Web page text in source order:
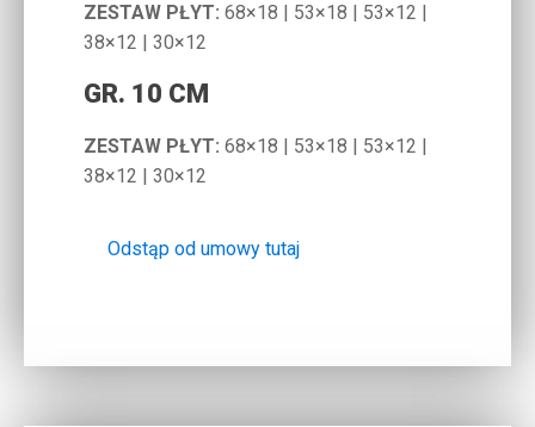
ZESTAW PŁYT: 68×18 | 53×18 | 53×12 |
38×12 | 30×12
GR. 10 CM
ZESTAW PŁYT: 68×18 | 53×18 | 53×12 |
38×12 | 30×12
Odstąp od umowy tutaj